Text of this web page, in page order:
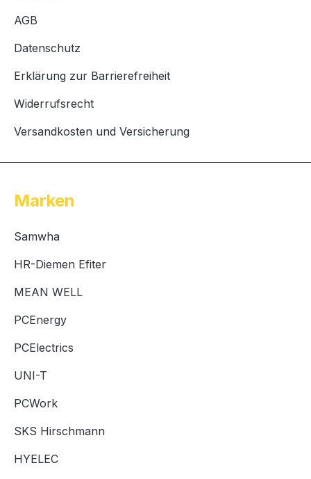
AGB
Datenschutz
Erklärung zur Barrierefreiheit
Widerrufsrecht
Versandkosten und Versicherung
Marken
Samwha
HR-Diemen Efiter
MEAN WELL
PCEnergy
PCElectrics
UNI-T
PCWork
SKS Hirschmann
HYELEC